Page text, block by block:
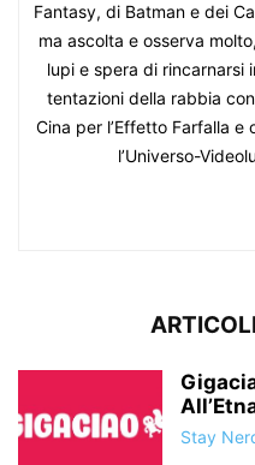
Fantasy, di Batman e dei
ma ascolta e osserva
lupi e spera di rincarnarsi
tentazioni della rabbia
Cina per l’Effetto Farfalla
l’Universo-
Stay